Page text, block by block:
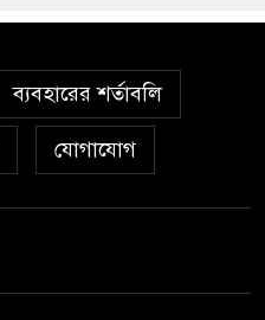
ব্যবহারের শর্তাবলি
যোগাযোগ